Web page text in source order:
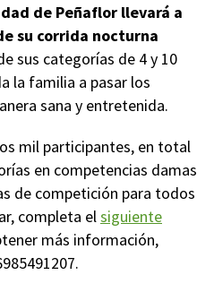
de Peñaflor llevará a
su corrida nocturna
sus categorías de 4 y 10
la familia a pasar los
sana y entretenida.
mil participantes, en total
en competencias damas
de competición para todos
completa elsiguiente
más información,